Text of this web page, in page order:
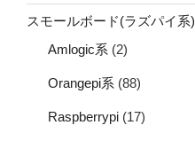
スモールボード(ラズパイ系)
Amlogic系 (2)
Orangepi系 (88)
Raspberrypi (17)